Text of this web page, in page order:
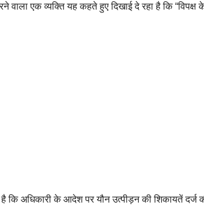
एक व्यक्ति यह कहते हुए दिखाई दे रहा है कि “विपक्ष
अधिकारी के आदेश पर यौन उत्पीड़न की शिकायतें दर्ज